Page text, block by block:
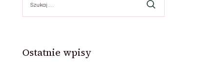
Ostatnie wpisy